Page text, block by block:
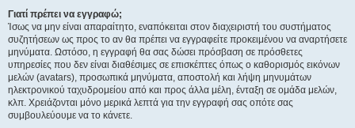
Γιατί πρέπει να εγγραφώ;
Ίσως να μην είναι απαραίτητο, εναπόκειται στον διαχειριστή του συστήματος
συζητήσεων ως προς το αν θα πρέπει να εγγραφείτε προκειμένου να αναρτήσετε
μηνύματα. Ωστόσο, η εγγραφή θα σας δώσει πρόσβαση σε πρόσθετες
υπηρεσίες που δεν είναι διαθέσιμες σε επισκέπτες όπως ο καθορισμός εικόνων
μελών (avatars), προσωπικά μηνύματα, αποστολή και λήψη μηνυμάτων
ηλεκτρονικού ταχυδρομείου από και προς άλλα μέλη, ένταξη σε ομάδα μελών,
κλπ. Χρειάζονται μόνο μερικά λεπτά για την εγγραφή σας οπότε σας
συμβουλεύουμε να το κάνετε.